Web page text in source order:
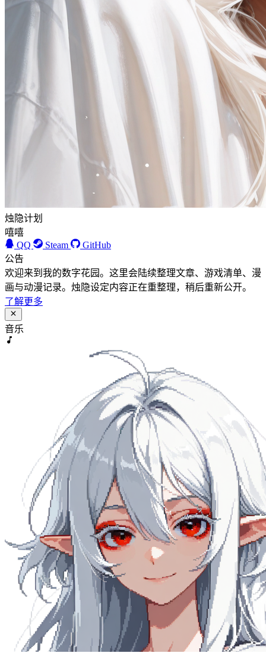
烛隐计划
嘻嘻
QQ
Steam
GitHub
公告
欢迎来到我的数字花园。这里会陆续整理文章、游戏清单、漫
画与动漫记录。烛隐设定内容正在重整理，稍后重新公开。
了解更多
音乐